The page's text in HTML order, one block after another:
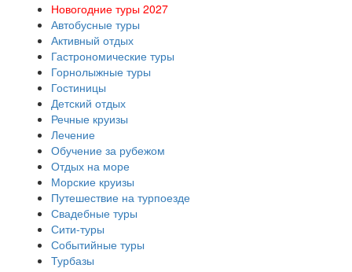
Новогодние туры 2027
Автобусные туры
Активный отдых
Гастрономические туры
Горнолыжные туры
Гостиницы
Детский отдых
Речные круизы
Лечение
Обучение за рубежом
Отдых на море
Морские круизы
Путешествие на турпоезде
Свадебные туры
Сити-туры
Событийные туры
Турбазы